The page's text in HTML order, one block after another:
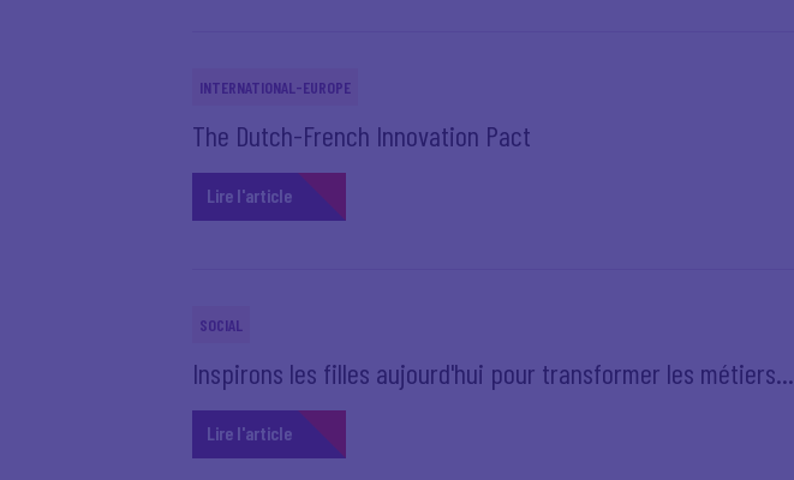
INTERNATIONAL-EUROPE
The Dutch-French Innovation Pact
Lire l'article
SOCIAL
Inspirons les filles aujourd'hui pour transformer les métiers...
Lire l'article